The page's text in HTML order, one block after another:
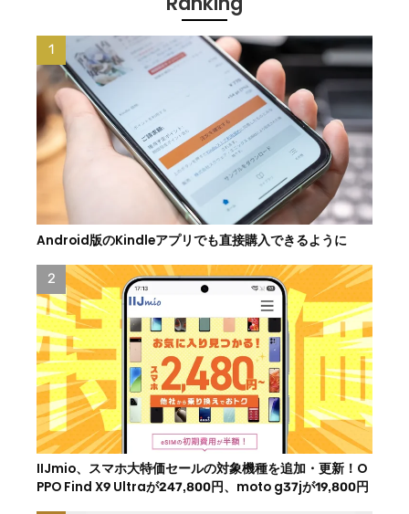
Android版のKindleアプリでも直接購入できるように
IIJmio、スマホ大特価セールの対象機種を追加・更新！O
PPO Find X9 Ultraが247,800円、moto g37jが19,800円